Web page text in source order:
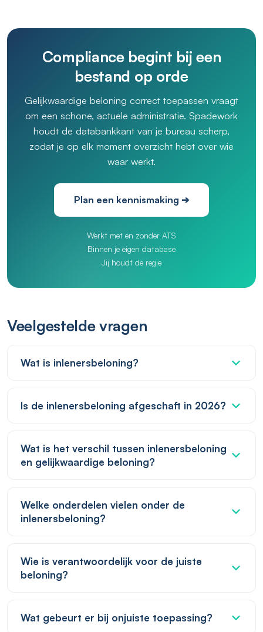
Compliance begint bij een
bestand op orde
Gelijkwaardige beloning correct toepassen vraagt
om een schone, actuele administratie. Spadework
houdt de databankkant van je bureau scherp,
zodat je op elk moment overzicht hebt over wie
waar werkt.
Plan een kennismaking ➔
Werkt met en zonder ATS
Binnen je eigen database
Jij houdt de regie
Veelgestelde vragen
Wat is inlenersbeloning?
Is de inlenersbeloning afgeschaft in 2026?
Wat is het verschil tussen inlenersbeloning
en gelijkwaardige beloning?
Welke onderdelen vielen onder de
inlenersbeloning?
Wie is verantwoordelijk voor de juiste
beloning?
Wat gebeurt er bij onjuiste toepassing?